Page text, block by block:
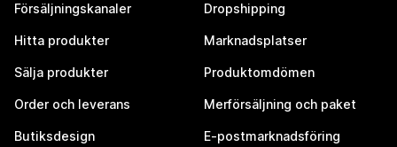
Försäljningskanaler
Hitta produkter
Sälja produkter
Order och leverans
Butiksdesign
Dropshipping
Marknadsplatser
Produktomdömen
Merförsäljning och paket
E-postmarknadsföring